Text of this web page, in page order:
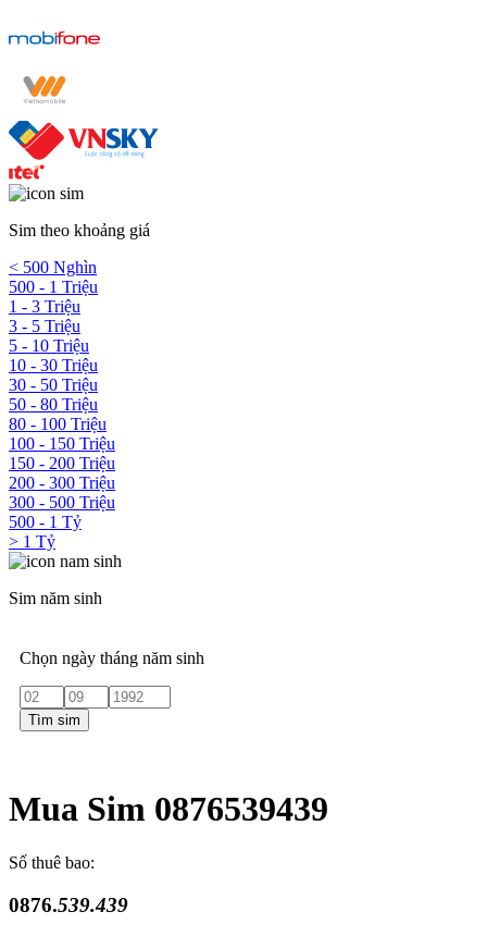
Sim theo khoảng giá
< 500 Nghìn
500 - 1 Triệu
1 - 3 Triệu
3 - 5 Triệu
5 - 10 Triệu
10 - 30 Triệu
30 - 50 Triệu
50 - 80 Triệu
80 - 100 Triệu
100 - 150 Triệu
150 - 200 Triệu
200 - 300 Triệu
300 - 500 Triệu
500 - 1 Tỷ
> 1 Tỷ
Sim năm sinh
Chọn ngày tháng năm sinh
Tìm sim
Mua Sim 0876539439
Số thuê bao:
0876.539.439